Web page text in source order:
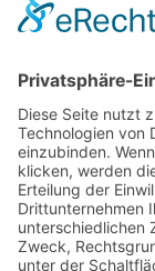
Mo. - Fr.
8:00
Farben &
Autolacke
Malerbedarf